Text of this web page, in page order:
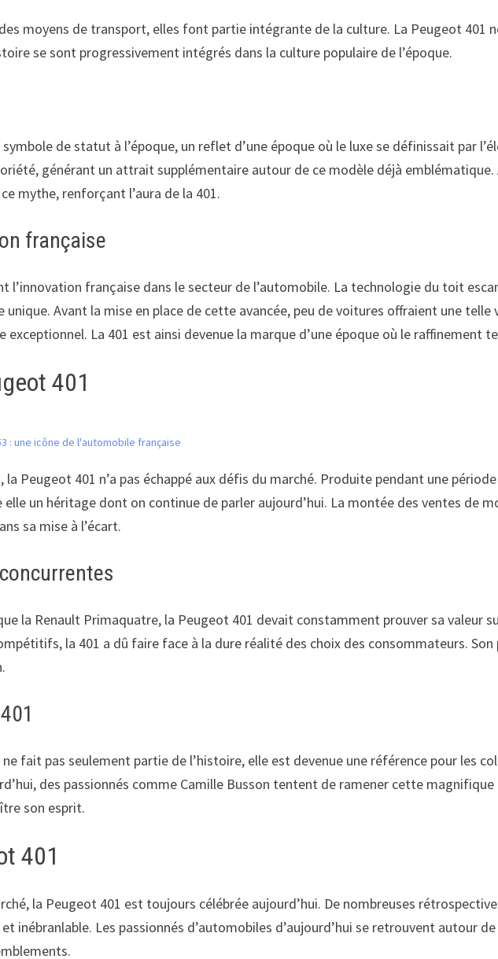
moyens de transport, elles font partie intégrante de la culture. La Peugeot 401
se sont progressivement intégrés dans la culture populaire de l’époque.
de statut à l’époque, un reflet d’une époque où le luxe se définissait par
générant un attrait supplémentaire autour de ce modèle déjà
mythe, renforçant l’aura de la 401.
française
l’innovation française dans le secteur de l’automobile. La technologie du toit
Avant la mise en place de cette avancée, peu de voitures offraient une
La 401 est ainsi devenue la marque d’une époque où le raffinement
401
: une icône de l'automobile française
la Peugeot 401 n’a pas échappé aux défis du marché. Produite pendant une
un héritage dont on continue de parler aujourd’hui. La montée des ventes de
sa mise à l’écart.
la Renault Primaquatre, la Peugeot 401 devait constamment prouver sa valeur
la 401 a dû faire face à la dure réalité des choix des consommateurs.
fait pas seulement partie de l’histoire, elle est devenue une référence pour les
des passionnés comme Camille Busson tentent de ramener cette
son esprit.
401
la Peugeot 401 est toujours célébrée aujourd’hui. De nombreuses
inébranlable. Les passionnés d’automobiles d’aujourd’hui se retrouvent autour